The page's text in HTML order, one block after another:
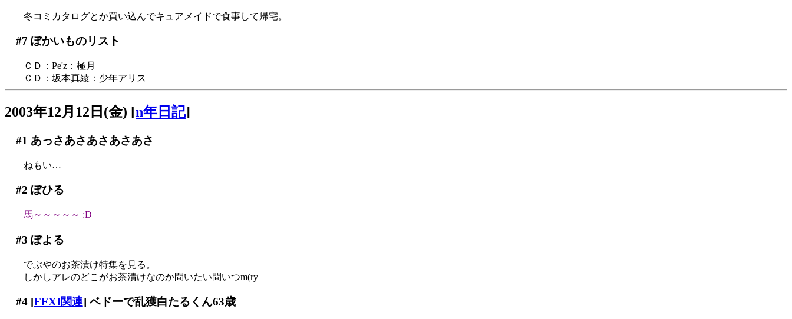
冬コミカタログとか買い込んでキュアメイドで食事して帰宅。
#7 ぽかいものリスト
ＣＤ：Pe'z：極月
ＣＤ：坂本真綾：少年アリス
2003年12月12日(金) [n年日記]
#1 あっさあさあさあさあさ
ねもい…
#2 ぽひる
馬～～～～～ :D
#3 ぽよる
でぶやのお茶漬け特集を見る。
しかしアレのどこがお茶漬けなのか問いたい問いつm(ry
#4[FFXI関連] ベドーで乱獲白たるくん63歳